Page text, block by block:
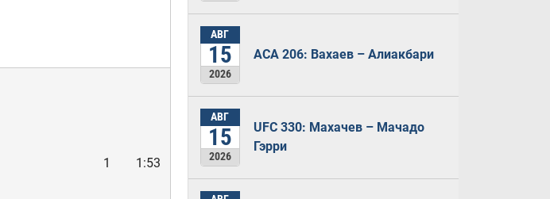
1 1:53
АВГ
15
2026
ACA 206: Вахаев – Алиакбари
АВГ
15
2026
UFC 330: Махачев – Мачадо
Гэрри